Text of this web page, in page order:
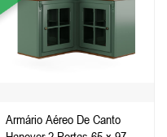
Armário Aéreo De Canto